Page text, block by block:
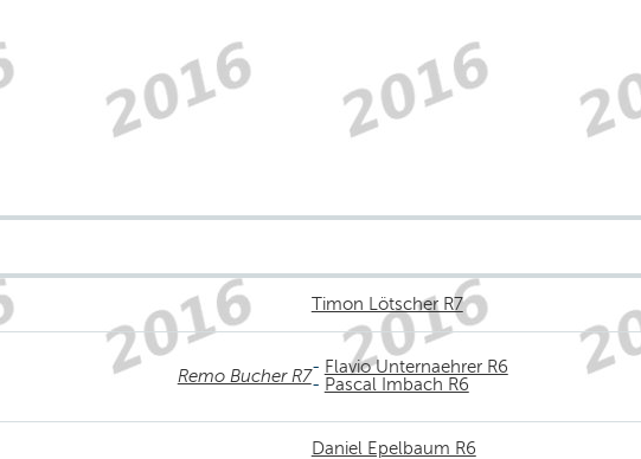
Timon Lötscher R7
Remo Bucher R7- Flavio Unternaehrer R6
- Pascal Imbach R6
Daniel Epelbaum R6